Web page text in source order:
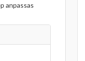
anpassas